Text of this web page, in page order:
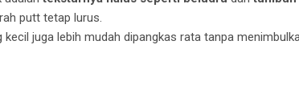
putt tetap lurus.
juga lebih mudah dipangkas rata tanpa